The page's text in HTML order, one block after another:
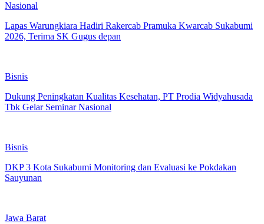
Nasional
Lapas Warungkiara Hadiri Rakercab Pramuka Kwarcab Sukabumi
2026, Terima SK Gugus depan
Bisnis
Dukung Peningkatan Kualitas Kesehatan, PT Prodia Widyahusada
Tbk Gelar Seminar Nasional
Bisnis
DKP 3 Kota Sukabumi Monitoring dan Evaluasi ke Pokdakan
Sauyunan
Jawa Barat